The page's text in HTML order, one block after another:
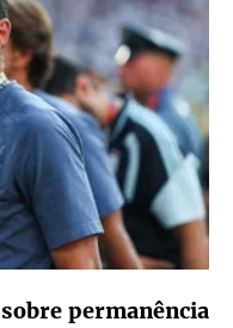
permanência